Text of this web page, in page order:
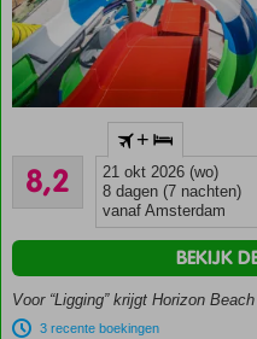
Spetterend
waterpark!
Slechts
500
van
Meerdere
zwembaden
8,2
Zeer goed
976
beoordelingen
+
21 okt 2026 (wo)
8 dagen (7 nachten)
vanaf Amsterdam
Voor “Ligging” krijgt Horizon
3 recente boekingen
BEKIJK